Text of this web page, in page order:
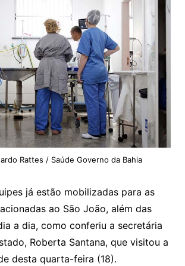
Rattes / Saúde Governo da Bahia
já estão mobilizadas para as
ao São João, além das
a dia, como conferiu a secretária
Roberta Santana, que visitou a
desta quarta-feira (18).